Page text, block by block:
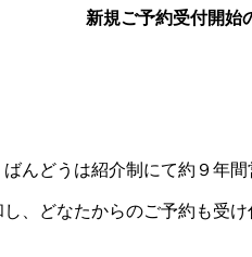
新規ご予約受付開始
んどうは紹介制にて約９年
し、どなたからのご予約も受